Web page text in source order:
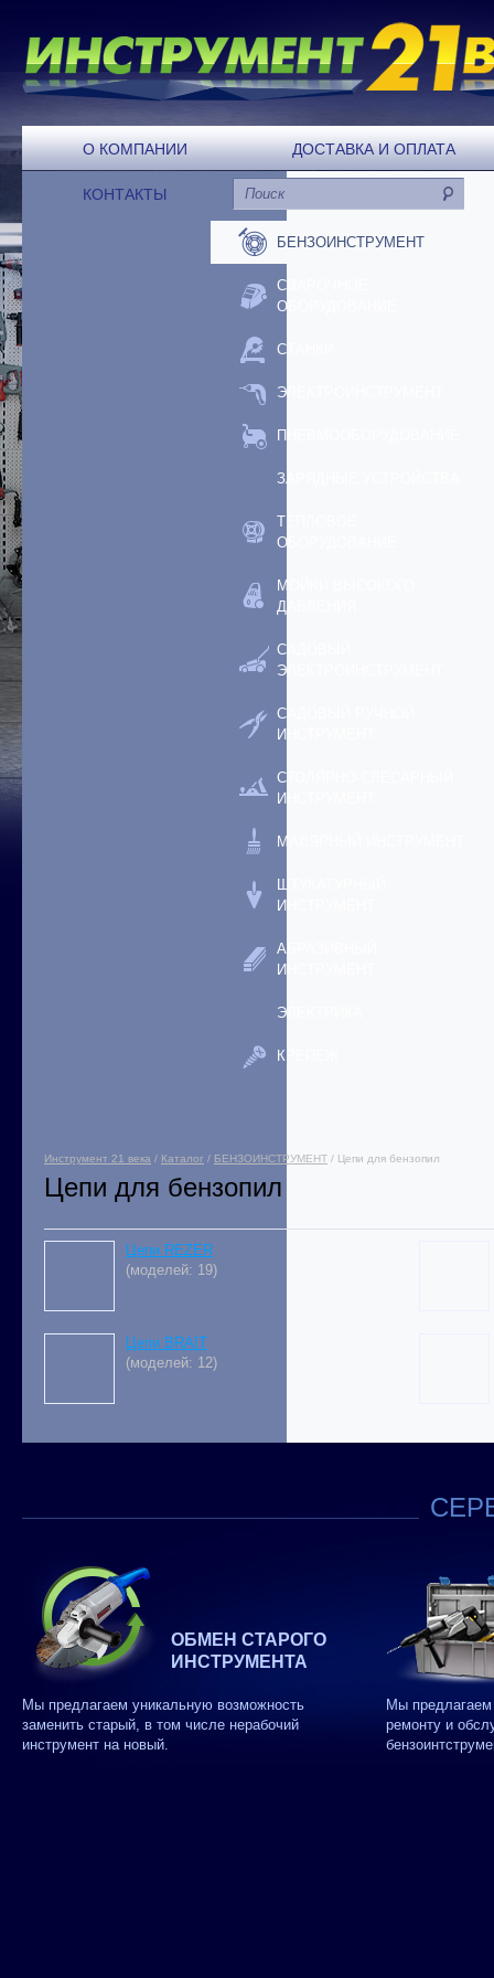
О КОМПАНИИ ДОСТАВКА И ОПЛАТА
КОНТАКТЫ
БЕНЗОИНСТРУМЕНТ
СВАРОЧНОЕ
ОБОРУДОВАНИЕ
СТАНКИ
ЭЛЕКТРОИНСТРУМЕНТ
ПНЕВМООБОРУДОВАНИЕ
ЗАРЯДНЫЕ УСТРОЙСТВА
ТЕПЛОВОЕ
ОБОРУДОВАНИЕ
МОЙКИ ВЫСОКОГО
ДАВЛЕНИЯ
САДОВЫЙ
ЭЛЕКТРОИНСТРУМЕНТ
САДОВЫЙ РУЧНОЙ
ИНСТРУМЕНТ
СТОЛЯРНО-СЛЕСАРНЫЙ
ИНСТРУМЕНТ
МАЛЯРНЫЙ ИНСТРУМЕНТ
ШТУКАТУРНЫЙ
ИНСТРУМЕНТ
АБРАЗИВНЫЙ
ИНСТРУМЕНТ
ЭЛЕКТРИКА
КРЕПЕЖ
Инструмент 21 века / Каталог / БЕНЗОИНСТРУМЕНТ / Цепи для бензопил
Цепи для бензопил
Цепи REZER
(моделей: 19)
Цепи BRAIT
(моделей: 12)
ОБМЕН СТАРОГО
ИНСТРУМЕНТА
Мы предлагаем уникальную возможность
заменить старый, в том числе нерабочий
инструмент на новый.
Мы
ремонту и